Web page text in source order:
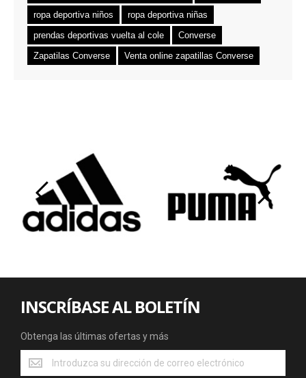
ropa deportiva niños
ropa deportiva niñas
prendas deportivas vuelta al cole
Converse
Zapatilas Converse
Venta online zapatillas Converse
‹ ›
INSCRÍBASE AL BOLETÍN
Obtenga las últimas ofertas y más
Obtenga
las